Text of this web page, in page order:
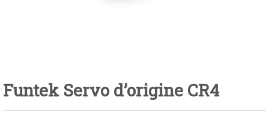
Funtek Servo d’origine CR4